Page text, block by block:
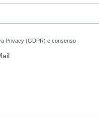
Privacy (GDPR) e consenso